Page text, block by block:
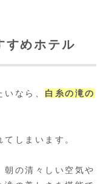
すめホテル
なら、 白糸の滝の
しまいます。
朝の清々しい空気や